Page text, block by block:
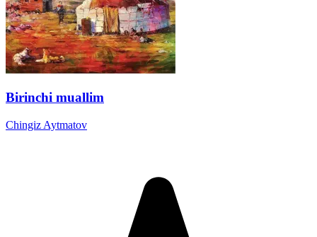
Birinchi muallim
Chingiz Aytmatov